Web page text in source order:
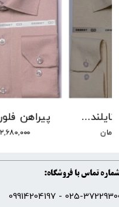
پیراهن فلورا تایلندی برند DEGEST کد DJ-9 رنگ 20
شماره تماس با فروشگاه:
025-37229300 -